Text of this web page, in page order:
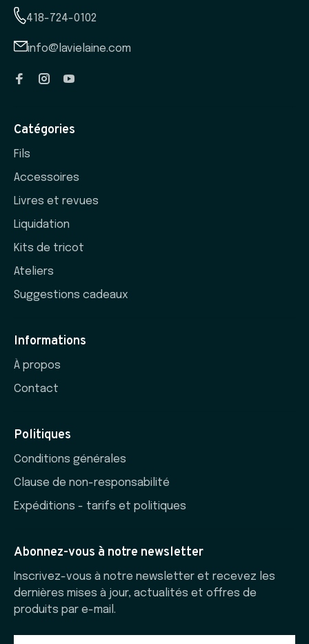
418-724-0102
info@lavielaine.com
Catégories
Fils
Accessoires
Livres et revues
Liquidation
Kits de tricot
Ateliers
Suggestions cadeaux
Informations
À propos
Contact
Politiques
Conditions générales
Clause de non-responsabilité
Expéditions - tarifs et politiques
Abonnez-vous à notre newsletter
Inscrivez-vous à notre newsletter et recevez les
dernières mises à jour, actualités et offres de
produits par e-mail.